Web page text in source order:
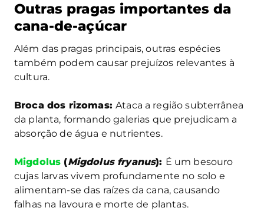
Outras pragas importantes da
cana-de-açúcar
Além das pragas principais, outras espécies
também podem causar prejuízos relevantes à
cultura.
Broca dos rizomas:Ataca a região subterrânea
da planta, formando galerias que prejudicam a
absorção de água e nutrientes.
Migdolus (Migdolus fryanus): É um besouro
cujas larvas vivem profundamente no solo e
alimentam-se das raízes da cana, causando
falhas na lavoura e morte de plantas.